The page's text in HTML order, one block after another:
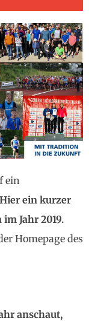
ein
Hier ein kurzer
Jahr 2019.
Homepage des
anschaut,